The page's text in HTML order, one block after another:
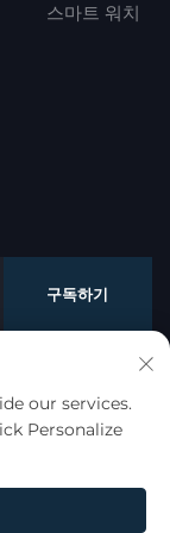
스마트 워치
구독하기
든 권리 보유.
our services.
Personalize